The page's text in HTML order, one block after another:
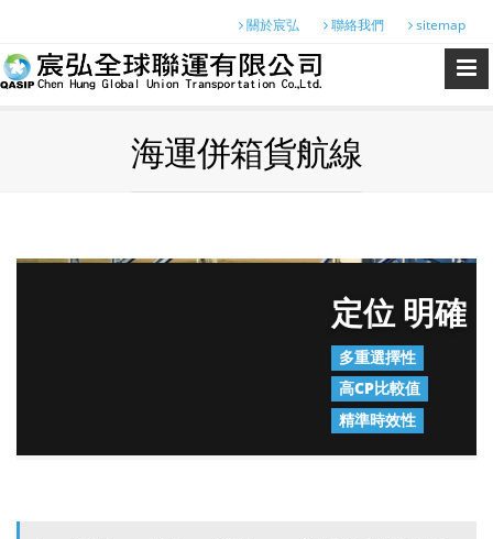
關於宸弘 聯絡我們 sitemap
海運併箱貨航線
定位 明確
多重選擇性
高CP比較值
精準時效性